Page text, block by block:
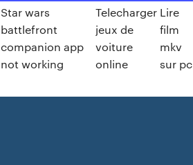
Star wars
battlefront
companion app
not working
Telecharger
jeux de
voiture
online
Lire
film
mkv
sur pc